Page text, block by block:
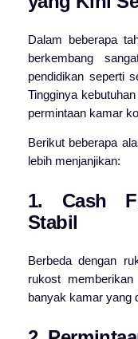
Dalam beberapa
berkembang
pendidikan seperti
Tingginya
permintaan kamar
Berikut beberapa
lebih menjanjikan:
1. Cash
Stabil
Berbeda dengan
rukost
banyak kamar yang